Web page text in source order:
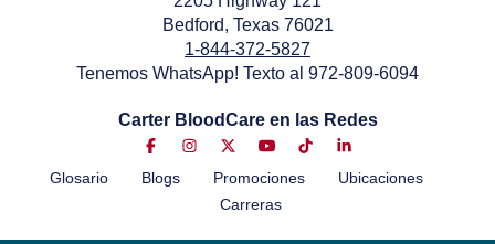
Bedford, Texas 76021
1-844-372-5827
Tenemos WhatsApp! Texto al 972-809-6094
Carter BloodCare en las Redes
Glosario Blogs Promociones
Ubicaciones
Carreras